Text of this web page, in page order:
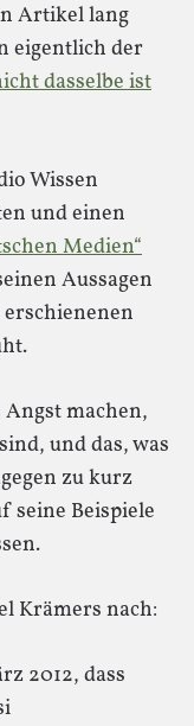
Artikel lang
eigentlich der
dasselbe ist
Wissen
und einen
Medien“
Aussagen
Angst machen,
und das, was
zu kurz
seine Beispiele
Krämers nach:
2012, dass